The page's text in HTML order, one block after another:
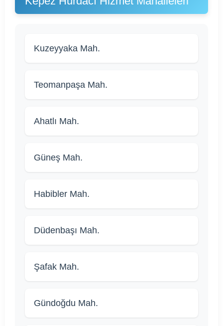
Kuzeyyaka Mah.
Teomanpaşa Mah.
Ahatlı Mah.
Güneş Mah.
Habibler Mah.
Düdenbaşı Mah.
Şafak Mah.
Gündoğdu Mah.